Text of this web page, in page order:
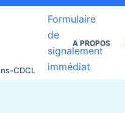
CDCL
Formulaire
de
signalement
immédiat
A PROPOS